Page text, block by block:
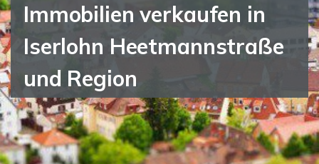
Immobilien verkaufen in
Iserlohn Heetmannstraße
und Region